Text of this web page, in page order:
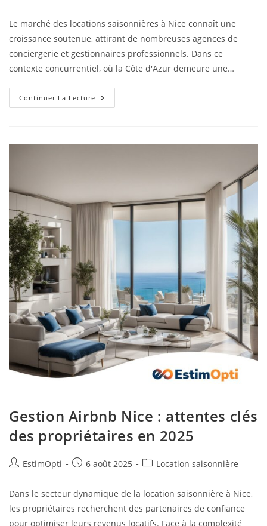
Le marché des locations saisonnières à Nice connaît une
croissance soutenue, attirant de nombreuses agences de
conciergerie et gestionnaires professionnels. Dans ce
contexte concurrentiel, où la Côte d'Azur demeure une…
Continuer La Lecture
Gestion Airbnb Nice : attentes clés
des propriétaires en 2025
EstimOpti 6 août 2025 Location saisonnière
Dans le secteur dynamique de la location saisonnière à Nice,
les propriétaires recherchent des partenaires de confiance
pour optimiser leurs revenus locatifs. Face à la complexité